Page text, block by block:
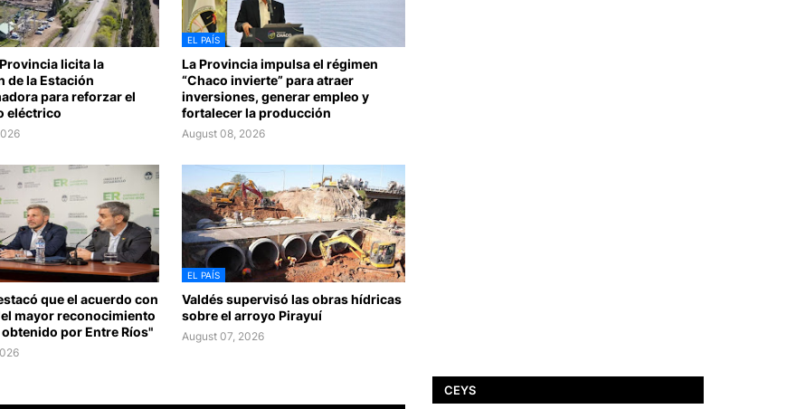
licita la
de la Estación
para reforzar el
eléctrico
EL PAÍS
La Provincia impulsa el régimen
“Chaco invierte” para atraer
inversiones, generar empleo y
fortalecer la producción
August 08, 2026
que el acuerdo con
mayor reconocimiento
por Entre Ríos"
EL PAÍS
Valdés supervisó las obras hídricas
sobre el arroyo Pirayuí
August 07, 2026
CEYS